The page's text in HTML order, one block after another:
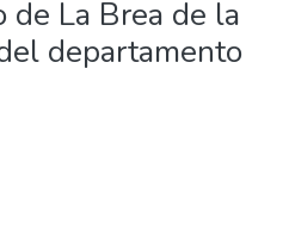
La Brea de la
departamento